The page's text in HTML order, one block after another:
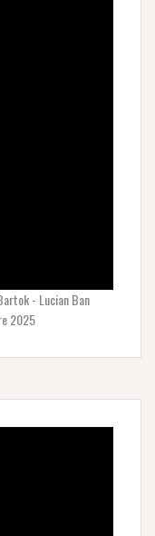
- Lucian Ban
2025